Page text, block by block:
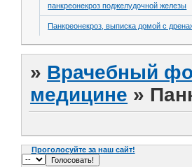
панкреонекроз поджелудочной железы
Панкреонекроз, выписка домой с
» Врачебный
медицине »
Проголосуйте за наш сайт!